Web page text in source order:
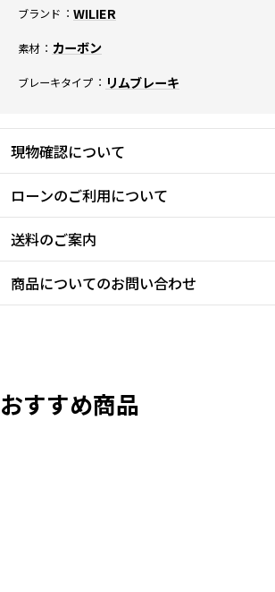
ブランド WILIER
素材 カーボン
ブレーキタイプ リムブレーキ
現物確認について
ローンのご利用について
送料のご案内
商品についてのお問い合わせ
おすすめ商品